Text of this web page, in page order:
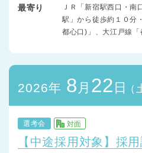
最寄り
ＪＲ「新宿駅西口・
駅」から徒歩約１０分
都心口)」、大江戸線
2026年 8 月 22 日 （
選考会 対面
【中途採用対象】採